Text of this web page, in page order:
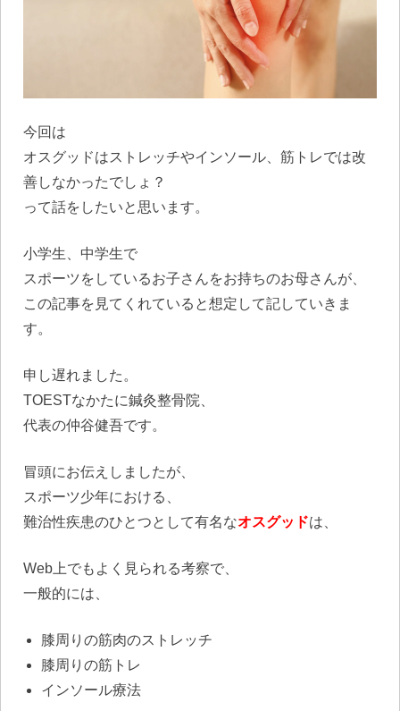
今回は
オスグッドはストレッチやインソール、筋トレでは改
善しなかったでしょ？
って話をしたいと思います。
小学生、中学生で
スポーツをしているお子さんをお持ちのお母さんが、
この記事を見てくれていると想定して記していきま
す。
申し遅れました。
TOESTなかたに鍼灸整骨院、
代表の仲谷健吾です。
冒頭にお伝えしましたが、
スポーツ少年における、
難治性疾患のひとつとして有名なオスグッドは、
Web上でもよく見られる考察で、
一般的には、
膝周りの筋肉のストレッチ
膝周りの筋トレ
インソール療法